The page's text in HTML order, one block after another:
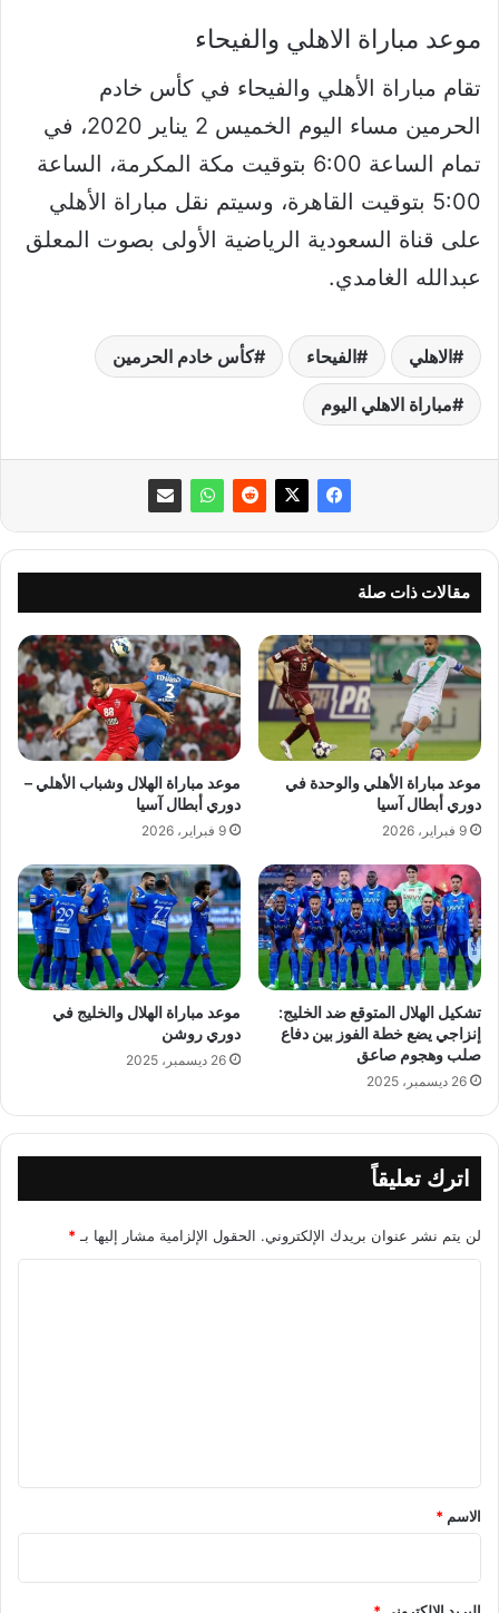
موعد مباراة الاهلي والفيحاء
تقام مباراة الأهلي والفيحاء في كأس خادم
الحرمين مساء اليوم الخميس 2 يناير 2020، في
تمام الساعة 6:00 بتوقيت مكة المكرمة، الساعة
5:00 بتوقيت القاهرة، وسيتم نقل مباراة الأهلي
على قناة السعودية الرياضية الأولى بصوت المعلق
عبدالله الغامدي.
الاهلي الفيحاء كأس خادم الحرمين
مباراة الاهلي اليوم
مقالات ذات صلة
موعد مباراة الأهلي والوحدة في
دوري أبطال آسيا
9 فبراير، 2026
موعد مباراة الهلال وشباب الأهلي –
دوري أبطال آسيا
9 فبراير، 2026
تشكيل الهلال المتوقع ضد الخليج:
إنزاجي يضع خطة الفوز بين دفاع
صلب وهجوم صاعق
26 ديسمبر، 2025
موعد مباراة الهلال والخليج في
دوري روشن
26 ديسمبر، 2025
اترك تعليقاً
لن يتم نشر عنوان بريدك الإلكتروني. الحقول الإلزامية مشار إليها بـ *
*
الاسم *